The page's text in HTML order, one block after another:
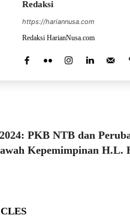
Redaksi
https://hariannusa.com
Redaksi HarianNusa.com
PKB NTB dan
Kepemimpinan H.L.